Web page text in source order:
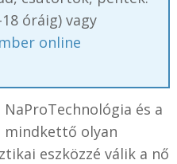
óráig) vagy
online
és a
mindkettő olyan
eszközzé válik a nő